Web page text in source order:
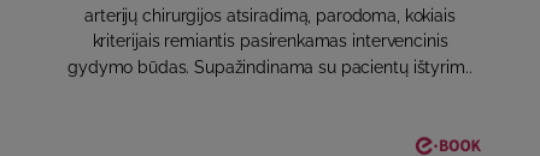
arterijų chirurgijos atsiradimą, parodoma, kokiais
kriterijais remiantis pasirenkamas intervencinis
gydymo būdas. Supažindinama su pacientų ištyrim..